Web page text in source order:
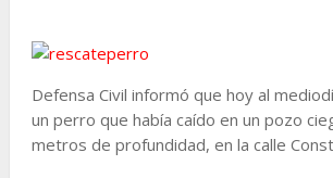
Defensa Civil informó que hoy al
un perro que había caído en un pozo
metros de profundidad, en la calle